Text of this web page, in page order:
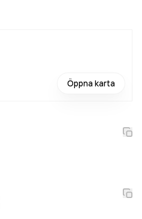
Öppna karta